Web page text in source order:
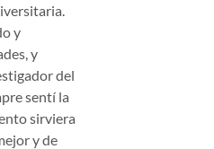
y
y
del
sentí la
sirviera
y de